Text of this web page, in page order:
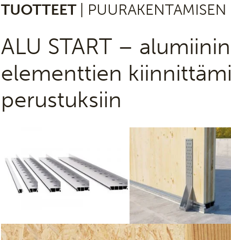
TUOTTEET |
ALU START –
elementtien
perustuksiin